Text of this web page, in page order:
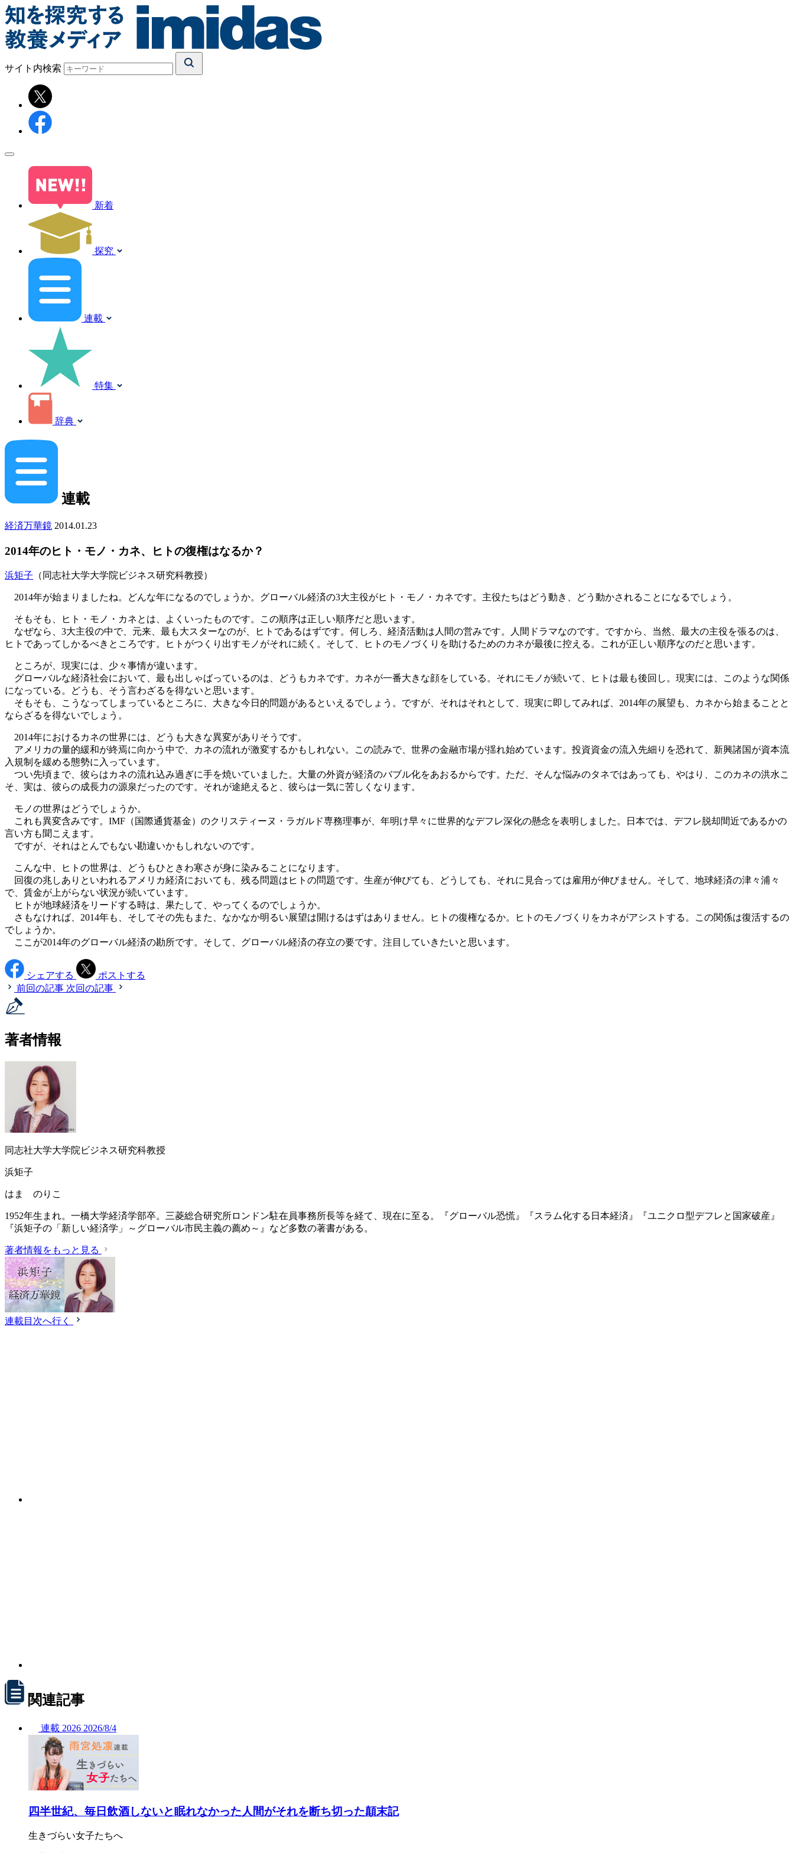
サイト内検索
新着
探究
連載
特集
辞典
連載
経済万華鏡 2014.01.23
2014年のヒト・モノ・カネ、ヒトの復権はなるか？
浜矩子 （同志社大学大学院ビジネス研究科教授）
2014年が始まりましたね。どんな年になるのでしょうか。グローバル経済の3大主役がヒト・モノ・カネです。主役たちはどう動き、どう動かされることになるでしょう。
そもそも、ヒト・モノ・カネとは、よくいったものです。この順序は正しい順序だと思います。
なぜなら、3大主役の中で、元来、最も大スターなのが、ヒトであるはずです。何しろ、経済活動は人間の営みです。人間ドラマなのです。ですから、当然、最大の主役を張るのは、
ヒトであってしかるべきところです。ヒトがつくり出すモノがそれに続く。そして、ヒトのモノづくりを助けるためのカネが最後に控える。これが正しい順序なのだと思います。
ところが、現実には、少々事情が違います。
グローバルな経済社会において、最も出しゃばっているのは、どうもカネです。カネが一番大きな顔をしている。それにモノが続いて、ヒトは最も後回し。現実には、このような関係
になっている。どうも、そう言わざるを得ないと思います。
そもそも、こうなってしまっているところに、大きな今日的問題があるといえるでしょう。ですが、それはそれとして、現実に即してみれば、2014年の展望も、カネから始まることと
ならざるを得ないでしょう。
2014年におけるカネの世界には、どうも大きな異変がありそうです。
アメリカの量的緩和が終焉に向かう中で、カネの流れが激変するかもしれない。この読みで、世界の金融市場が揺れ始めています。投資資金の流入先細りを恐れて、新興諸国が資本流
入規制を緩める態勢に入っています。
つい先頃まで、彼らはカネの流れ込み過ぎに手を焼いていました。大量の外資が経済のバブル化をあおるからです。ただ、そんな悩みのタネではあっても、やはり、このカネの洪水こ
そ、実は、彼らの成長力の源泉だったのです。それが途絶えると、彼らは一気に苦しくなります。
モノの世界はどうでしょうか。
これも異変含みです。IMF（国際通貨基金）のクリスティーヌ・ラガルド専務理事が、年明け早々に世界的なデフレ深化の懸念を表明しました。日本では、デフレ脱却間近であるかの
言い方も聞こえます。
ですが、それはとんでもない勘違いかもしれないのです。
こんな中、ヒトの世界は、どうもひときわ寒さが身に染みることになります。
回復の兆しありといわれるアメリカ経済においても、残る問題はヒトの問題です。生産が伸びても、どうしても、それに見合っては雇用が伸びません。そして、地球経済の津々浦々
で、賃金が上がらない状況が続いています。
ヒトが地球経済をリードする時は、果たして、やってくるのでしょうか。
さもなければ、2014年も、そしてその先もまた、なかなか明るい展望は開けるはずはありません。ヒトの復権なるか。ヒトのモノづくりをカネがアシストする。この関係は復活するの
でしょうか。
ここが2014年のグローバル経済の勘所です。そして、グローバル経済の存立の要です。注目していきたいと思います。
シェアする
ポストする
前回の記事 次回の記事
著者情報
同志社大学大学院ビジネス研究科教授
浜矩子
はま のりこ
1952年生まれ。一橋大学経済学部卒。三菱総合研究所ロンドン駐在員事務所長等を経て、現在に至る。『グローバル恐慌』『スラム化する日本経済』『ユニクロ型デフレと国家破産』
『浜矩子の「新しい経済学」～グローバル市民主義の薦め～』など多数の著書がある。
著者情報をもっと見る
連載目次へ行く
関連記事
連載 2026 2026/8/4
四半世紀、毎日飲酒しないと眠れなかった人間がそれを断ち切った顛末記
生きづらい女子たちへ